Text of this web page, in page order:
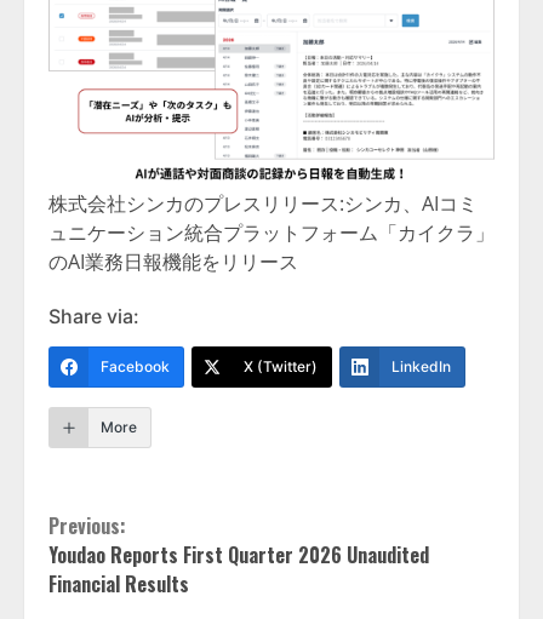
株式会社シンカのプレスリリース:シンカ、AIコミ
ュニケーション統合プラットフォーム「カイクラ」
のAI業務日報機能をリリース
Share via:
Facebook X (Twitter) LinkedIn
More
Continue
Reading
Previous:
Youdao Reports First Quarter 2026 Unaudited
Financial Results